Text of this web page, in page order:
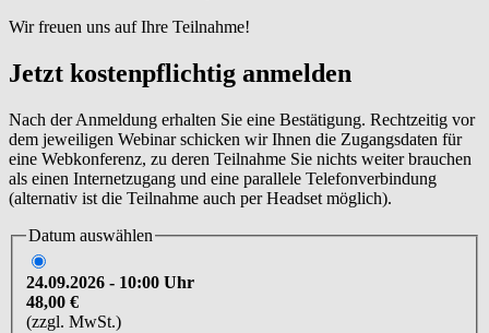
Wir freuen uns auf Ihre Teilnahme!
Jetzt kostenpflichtig anmelden
Nach der Anmeldung erhalten Sie eine Bestätigung. Rechtzeitig vor
dem jeweiligen Webinar schicken wir Ihnen die Zugangsdaten für
eine Webkonferenz, zu deren Teilnahme Sie nichts weiter brauchen
als einen Internetzugang und eine parallele Telefonverbindung
(alternativ ist die Teilnahme auch per Headset möglich).
Datum auswählen
24.09.2026 - 10:00 Uhr
48,00 €
(zzgl. MwSt.)